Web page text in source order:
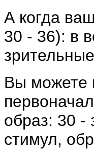
А когда
30 - 36): в
Вы можете
образ: 30 -
стимул,